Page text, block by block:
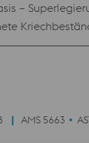
–
aus diesem
AMS 5663